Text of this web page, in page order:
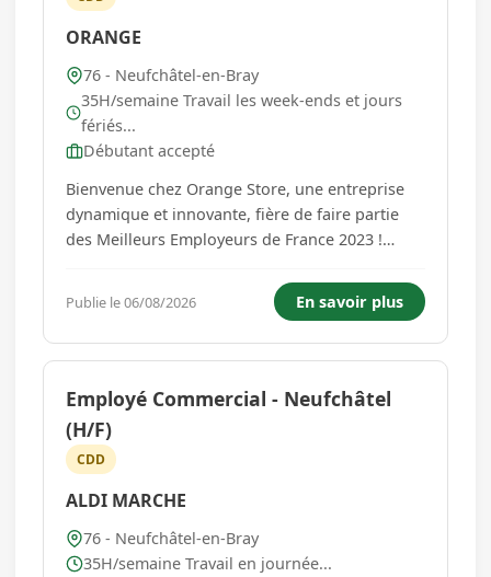
ORANGE
76 - Neufchâtel-en-Bray
35H/semaine Travail les week-ends et jours
fériés...
Débutant accepté
Bienvenue chez Orange Store, une entreprise
dynamique et innovante, fière de faire partie
des Meilleurs Employeurs de France 2023 !
vente, répartis dans plus de 350 magasins, et
vivez une expérience professionnelle
enrichissante avec de nombreus...
Publie le 06/08/2026 En savoir plus
Employé Commercial - Neufchâtel
(H/F)
CDD
ALDI MARCHE
76 - Neufchâtel-en-Bray
35H/semaine Travail en journée...